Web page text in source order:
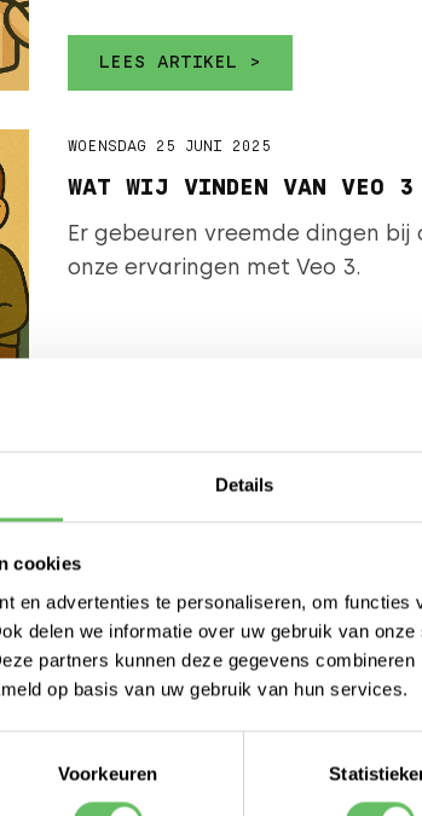
Details
cookies
en advertenties te personaliseren, om functies
delen we informatie over uw gebruik van
partners kunnen deze gegevens
op basis van uw gebruik van hun services.
Voorkeuren
LEES ARTIKEL >
WOENSDAG 25 JUNI 2025
WAT WIJ VINDEN VAN VEO 3
Er gebeuren vreemde dingen
onze ervaringen met Veo 3.
VERTALEN MET AI - DEEL
In het vorige artikel hebben we
vertalingen. We willen het onze
maken. Daarom springen we in dit artikel gelijk het diepe in met
een rijmende idiomatische
LEES ARTIKEL >